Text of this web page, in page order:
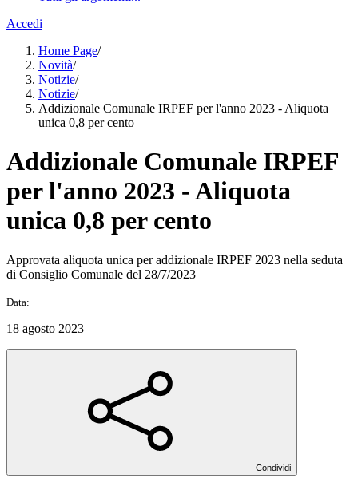
Accedi
Home Page/
Novità/
Notizie/
Notizie/
Addizionale Comunale IRPEF per l'anno 2023 - Aliquota
unica 0,8 per cento
Addizionale Comunale IRPEF
per l'anno 2023 - Aliquota
unica 0,8 per cento
Approvata aliquota unica per addizionale IRPEF 2023 nella seduta
di Consiglio Comunale del 28/7/2023
Data:
18 agosto 2023
Condividi